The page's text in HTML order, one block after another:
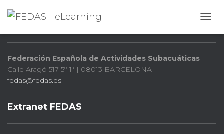
Federación Española de Actividades Subacuáticas
Calle Aragó 517 5º-1ª | 08013 BARCELONA
fedas@fedas.es
Extranet FEDAS